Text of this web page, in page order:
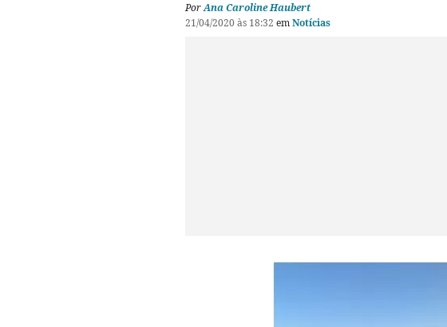
PorAna Caroline Haubert
21/04/2020 às 18:32 emNotícias